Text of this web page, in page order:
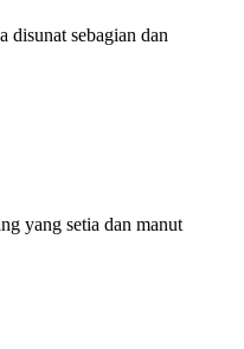
sebagian dan
yang setia dan manut